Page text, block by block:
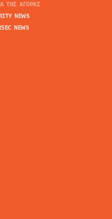
ΤΗΣ ΑΓΟΡΑΣ
NEWS
NEWS